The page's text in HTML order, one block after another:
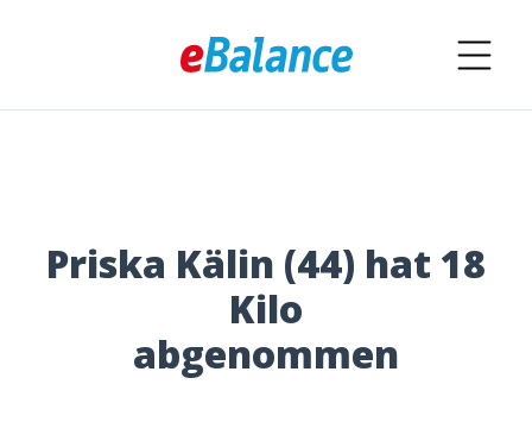
Priska Kälin (44) hat 18
Kilo
abgenommen